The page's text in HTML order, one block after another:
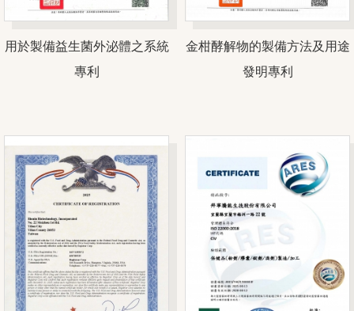
用於製備益生菌外泌體之系統
專利
金柑酵解物的製備方法及用途
發明專利